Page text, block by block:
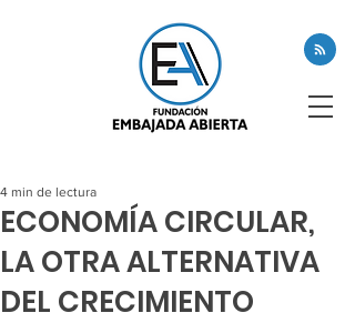
ECONOMÍA CIRCULAR,
LA OTRA ALTERNATIVA
DEL CRECIMIENTO
4 min de lectura